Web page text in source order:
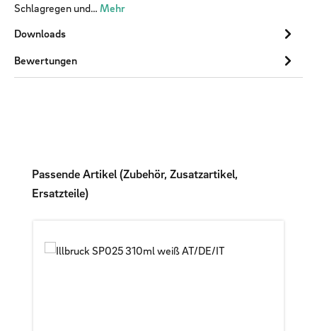
Schlagregen und… Mehr
Downloads
Bewertungen
Produktgalerie überspringen
Passende Artikel (Zubehör, Zusatzartikel,
Ersatzteile)